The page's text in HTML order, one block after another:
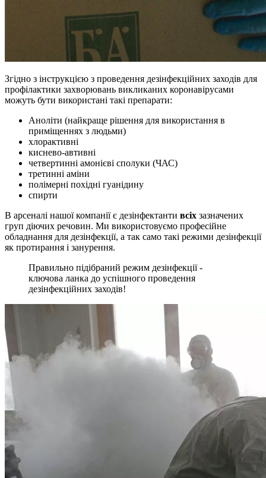
Згідно з інструкцією з проведення дезінфекційних заходів для
профілактики захворювань викликаних коронавірусами
можуть бути використані такі препарати:
Аноліти (найкраще рішення для використання в
приміщеннях з людьми)
хлорактивні
киснево-автивні
четвертинні амонієві сполуки (ЧАС)
третинні аміни
полімерні похідні гуанідину
спирти
В арсеналі нашої компанії є дезінфектанти всіх зазначених
груп діючих речовин. Ми використовуємо професійне
обладнання для дезінфекції, а так само такі режими дезінфекції
як протирання і занурення.
Правильно підібраний режим дезінфекції -
ключова ланка до успішного проведення
дезінфекційних заходів!